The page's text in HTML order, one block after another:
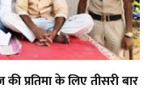
प्रतिमा के लिए तीसरी बार